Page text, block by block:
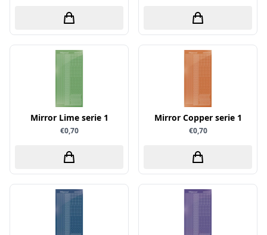
Pronty
Ranger
Rayher
Scrap-Boys
ScrapAndMe
Sparkles
Spectrum Noir
Spellbinders
Sprinkletz
Mirror Lime serie 1
€0,70
Mirror Copper serie 1
€0,70